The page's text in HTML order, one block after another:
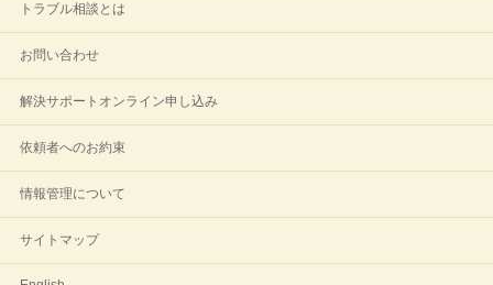
トラブル相談とは
お問い合わせ
解決サポートオンライン申し込み
依頼者へのお約束
情報管理について
サイトマップ